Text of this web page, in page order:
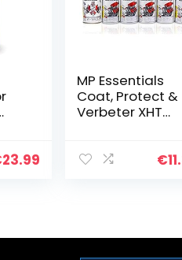
23.99
MP Essentials
Coat, Protect &
Verbeter XHT
Verf (tot 650c)
€